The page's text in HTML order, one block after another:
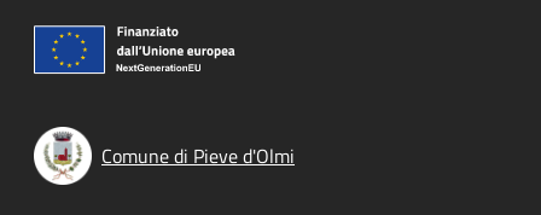
Comune di Pieve d'Olmi